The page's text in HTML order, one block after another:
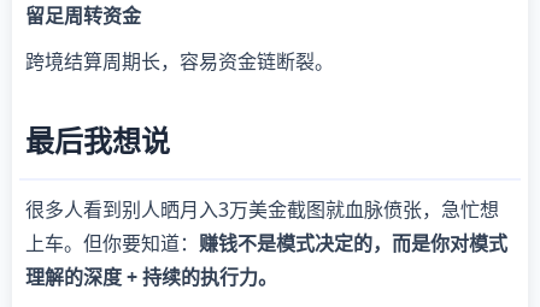
留足周转资金
跨境结算周期长，容易资金链断裂。
最后我想说
很多人看到别人晒月入3万美金截图就血脉偾张，急忙想
上车。但你要知道： 赚钱不是模式决定的，而是你对模式
理解的深度 + 持续的执行力。